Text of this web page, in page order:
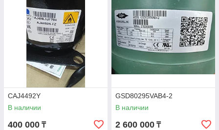
CAJ4492Y
В наличии
400 000 ₸
GSD80295VAB4-2
В наличии
2 600 000 ₸